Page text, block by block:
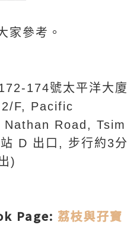
家參考。
174號太平洋大廈
F, Pacific
Road, Tsim
D 出口, 步行約3分
)
Page: 荔枝與孖寶